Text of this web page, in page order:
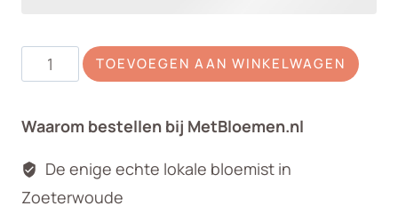
Rouwboeket
Cymbidium
aantal
TOEVOEGEN AAN WINKELWAGEN
Waarom bestellen bij MetBloemen.nl
De enige echte lokale bloemist in
Zoeterwoude